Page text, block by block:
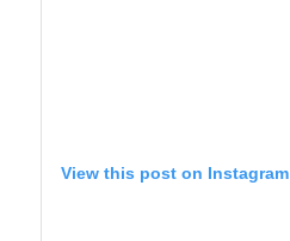
View this post on Instagram